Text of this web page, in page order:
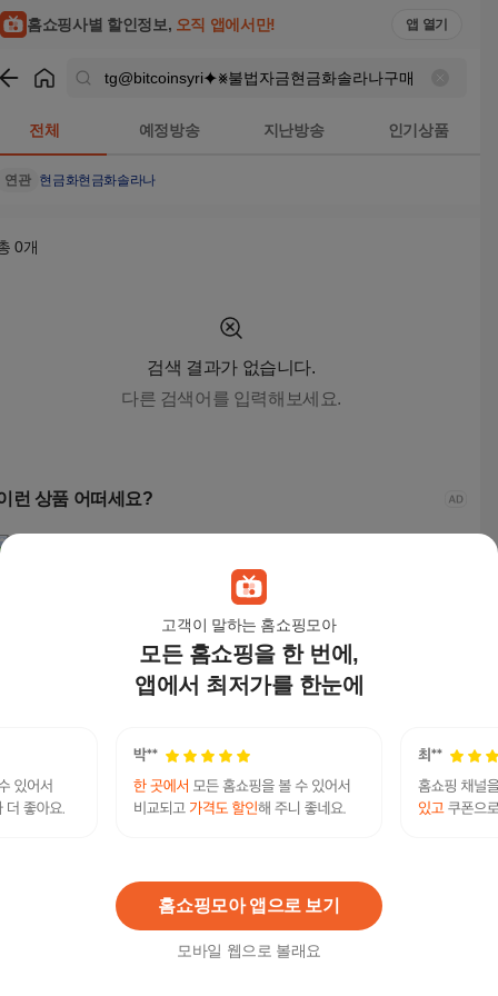
고객이 말하는 홈쇼핑모아
모든 홈쇼핑을 한 번에,
앱에서 최저가를 한눈에
홈쇼핑모아 앱으로 보기
모바일 웹으로 볼래요
홈쇼핑사별 할인정보, 오직 앱에서만! 앱 열기
전체 예정방송 지난방송 인기상품
연관 현금화현금화솔라나
0개
검색 결과가 없습니다.
다른 검색어를 입력해보세요.
런 상품 어떠세요?
드셋 가상 7.1 usb R
노이즈캔슬링 마이
K8, 밀리터리 그린,
헤드셋 가상 7.1 usb R
GB 노이즈캔슬링 마이
크 K8, 밀리터리 그레
58,000 원
즈캔슬링 블루투스 6.0
무선 헤드폰, 실버, F8p
ro
109,000
헤드
결
화이
현금화솔라나